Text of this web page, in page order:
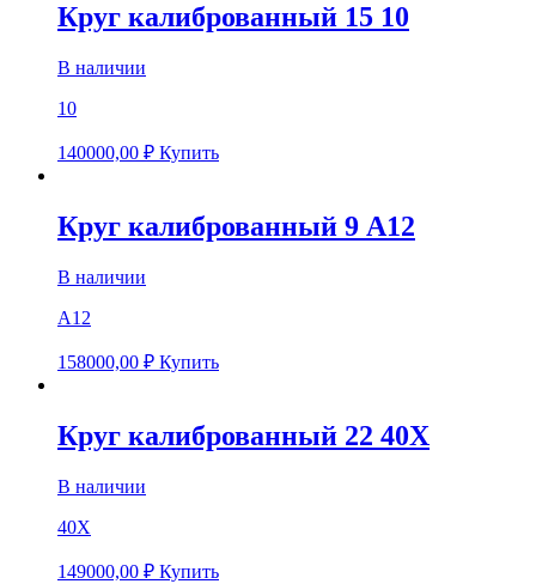
Круг калиброванный 15 10
В наличии
10
140000,00 ₽ Купить
Круг калиброванный 9 А12
В наличии
А12
158000,00 ₽ Купить
Круг калиброванный 22 40Х
В наличии
40Х
149000,00 ₽ Купить